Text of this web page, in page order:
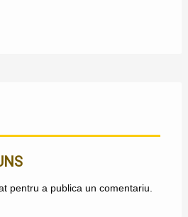
pentru a publica un comentariu.